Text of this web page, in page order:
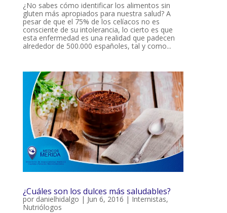
¿No sabes cómo identificar los alimentos sin
gluten más apropiados para nuestra salud? A
pesar de que el 75% de los celíacos no es
consciente de su intolerancia, lo cierto es que
esta enfermedad es una realidad que padecen
alrededor de 500.000 españoles, tal y como...
¿Cuáles son los dulces más saludables?
por danielhidalgo | Jun 6, 2016 | Internistas,
Nutriólogos